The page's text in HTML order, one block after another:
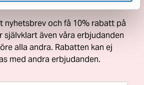
nyhetsbrev och få 10% rabatt på
självklart även våra erbjudanden
alla andra. Rabatten kan ej
med andra erbjudanden.